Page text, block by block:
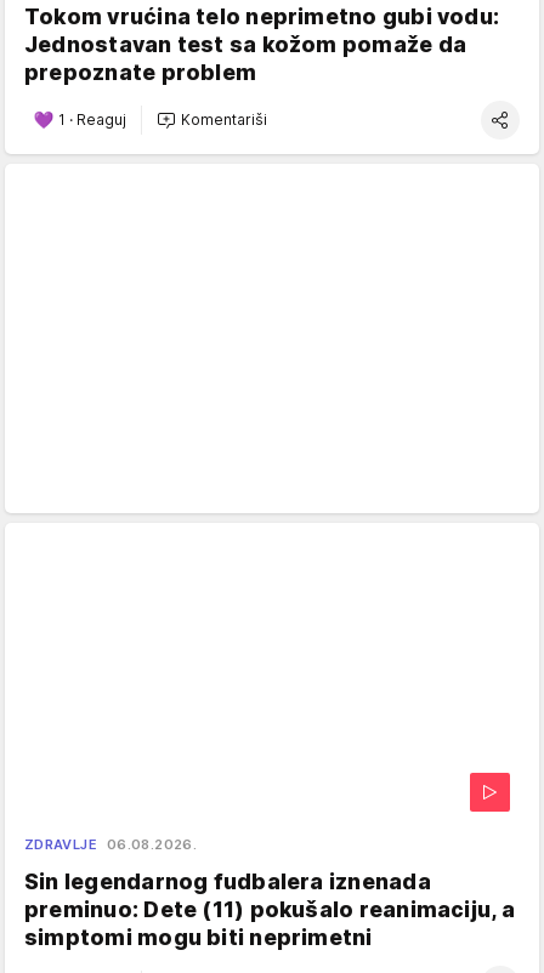
Tokom vrućina telo neprimetno gubi vodu:
Jednostavan test sa kožom pomaže da
prepoznate problem
1 · Reaguj Komentariši
ZDRAVLJE 06.08.2026.
Sin legendarnog fudbalera iznenada
preminuo: Dete (11) pokušalo reanimaciju, a
simptomi mogu biti neprimetni